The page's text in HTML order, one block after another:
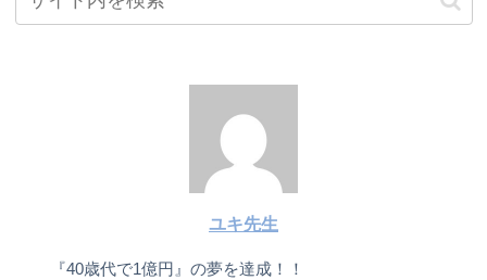
ユキ先生
『40歳代で1億円』の夢を達成！！